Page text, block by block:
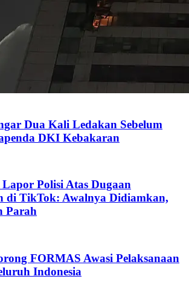
Dua Kali Ledakan Sebelum
DKI Kebakaran
Polisi Atas Dugaan
di TikTok: Awalnya Didiamkan,
Parah
FORMAS Awasi Pelaksanaan
Indonesia